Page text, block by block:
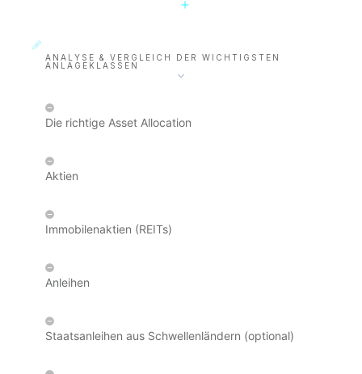
ANALYSE & VERGLEICH DER WICHTIGSTEN
ANLAGEKLASSEN
Die richtige Asset Allocation
Aktien
Immobilenaktien (REITs)
Anleihen
Staatsanleihen aus Schwellenländern (optional)